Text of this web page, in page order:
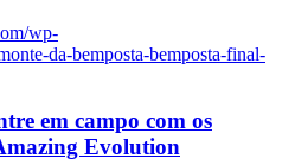
wp-
da-bemposta-bemposta-final-
em campo com os
Evolution